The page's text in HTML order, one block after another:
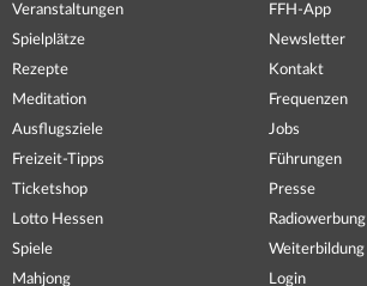
Veranstaltungen
Spielplätze
Rezepte
Meditation
Ausflugsziele
Freizeit-Tipps
Ticketshop
Lotto Hessen
Spiele
Mahjong
FFH-App
Newsletter
Kontakt
Frequenzen
Jobs
Führungen
Presse
Radiowerbung
Weiterbildung
Login